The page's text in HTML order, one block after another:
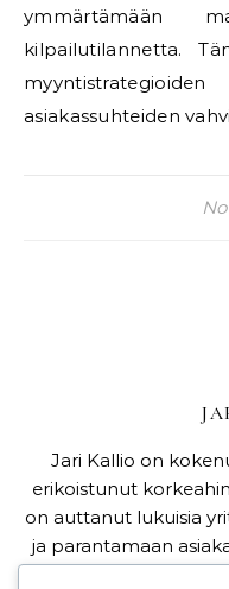
ymmärtämään
kilpailutilannetta.
asiakassuhteiden
Jari Kallio on
erikoistunut
on auttanut lukuisia
ja parantamaan